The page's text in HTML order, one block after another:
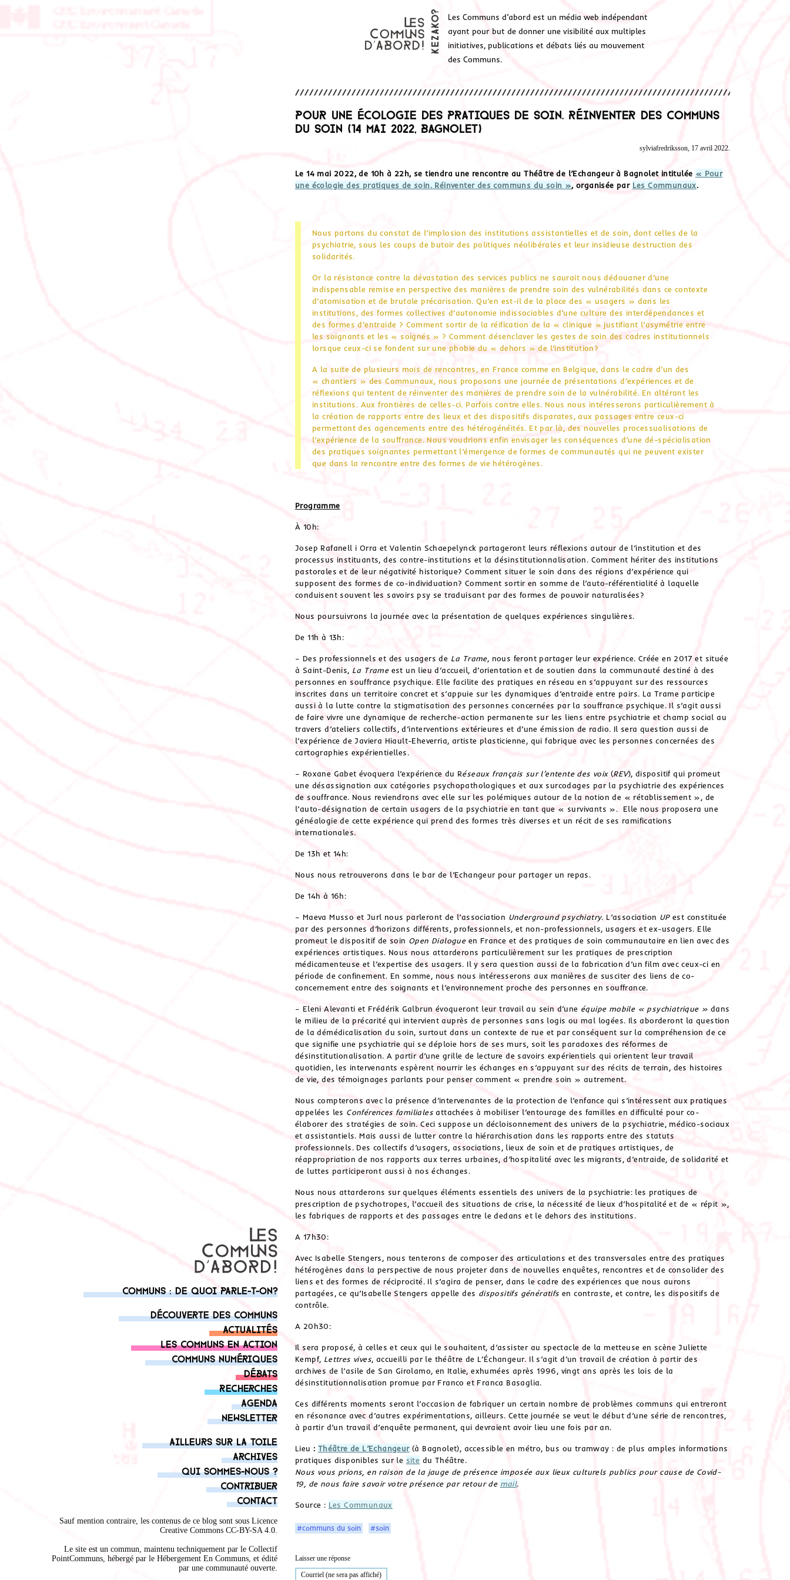
Les Communs d’abord est un média web indépendant
ayant pour but de donner une visibilité aux multiples
initiatives, publications et débats liés au mouvement
des Communs.
Communs : de quoi parle-t-on?
Découverte des communs
Actualités
Les communs en action
Communs numériques
Débats
Recherches
Agenda
Newsletter
Ailleurs sur la toile
Archives
Qui sommes-nous ?
Contribuer
Contact
Sauf mention contraire, les contenus de ce blog sont sous Licence
Creative Commons CC-BY-SA 4.0.
Le site est un commun, maintenu techniquement par le Collectif
PointCommuns, hébergé par le Hébergement En Communs, et édité
par une communauté ouverte.
Pour une écologie des pratiques de soin. Réinventer des communs
du soin (14 mai 2022, Bagnolet)
sylviafredriksson, 17 avril 2022.
Le 14 mai 2022, de 10h à 22h, se tiendra une rencontre au Théâtre de l’Echangeur à Bagnolet intitulée « Pour
une écologie des pratiques de soin. Réinventer des communs du soin », organisée par Les Communaux.
Nous partons du constat de l’implosion des institutions assistantielles et de soin, dont celles de la
psychiatrie, sous les coups de butoir des politiques néolibérales et leur insidieuse destruction des
solidarités.
Or la résistance contre la dévastation des services publics ne saurait nous dédouaner d’une
indispensable remise en perspective des manières de prendre soin des vulnérabilités dans ce contexte
d’atomisation et de brutale précarisation. Qu’en est-il de la place des « usagers » dans les
institutions, des formes collectives d’autonomie indissociables d’une culture des interdépendances et
des formes d’entraide ? Comment sortir de la réification de la « clinique » justifiant l’asymétrie entre
les soignants et les « soignés » ? Comment désenclaver les gestes de soin des cadres institutionnels
lorsque ceux-ci se fondent sur une phobie du « dehors » de l’institution?
A la suite de plusieurs mois de rencontres, en France comme en Belgique, dans le cadre d’un des
« chantiers » des Communaux, nous proposons une journée de présentations d’expériences et de
réflexions qui tentent de réinventer des manières de prendre soin de la vulnérabilité. En altérant les
institutions. Aux frontières de celles-ci. Parfois contre elles. Nous nous intéresserons particulièrement à
la création de rapports entre des lieux et des dispositifs disparates, aux passages entre ceux-ci
permettant des agencements entre des hétérogénéités. Et par là, des nouvelles processualisations de
l’expérience de la souffrance. Nous voudrions enfin envisager les conséquences d’une dé-spécialisation
des pratiques soignantes permettant l’émergence de formes de communautés qui ne peuvent exister
que dans la rencontre entre des formes de vie hétérogènes.
Programme
À 10h:
Josep Rafanell i Orra et Valentin Schaepelynck partageront leurs réflexions autour de l’institution et des
processus instituants, des contre-institutions et la désinstitutionnalisation. Comment hériter des institutions
pastorales et de leur négativité historique? Comment situer le soin dans des régions d’expérience qui
supposent des formes de co-individuation? Comment sortir en somme de l’auto-référentialité à laquelle
conduisent souvent les savoirs psy se traduisant par des formes de pouvoir naturalisées?
Nous poursuivrons la journée avec la présentation de quelques expériences singulières.
De 11h à 13h:
– Des professionnels et des usagers de La Trame, nous feront partager leur expérience. Créée en 2017 et située
à Saint-Denis, La Trameest un lieu d’accueil, d’orientation et de soutien dans la communauté destiné à des
personnes en souffrance psychique. Elle facilite des pratiques en réseau en s’appuyant sur des ressources
inscrites dans un territoire concret et s’appuie sur les dynamiques d’entraide entre pairs. La Trame participe
aussi à la lutte contre la stigmatisation des personnes concernées par la souffrance psychique. Il s’agit aussi
de faire vivre une dynamique de recherche-action permanente sur les liens entre psychiatrie et champ social au
travers d’ateliers collectifs, d’interventions extérieures et d’une émission de radio. Il sera question aussi de
l’expérience de Javiera Hiault-Eheverria, artiste plasticienne, qui fabrique avec les personnes concernées des
cartographies expérientielles.
– Roxane Gabet évoquera l’expérience du Réseaux français sur l’entente des voix (REV), dispositif qui promeut
une désassignation aux catégories psychopathologiques et aux surcodages par la psychiatrie des expériences
de souffrance. Nous reviendrons avec elle sur les polémiques autour de la notion de « rétablissement », de
l’auto-désignation de certain usagers de la psychiatrie en tant que « survivants ». Elle nous proposera une
généalogie de cette expérience qui prend des formes très diverses et un récit de ses ramifications
internationales.
De 13h et 14h:
Nous nous retrouverons dans le bar de l’Echangeur pour partager un repas.
De 14h à 16h:
– Maeva Musso et Jurl nous parleront de l’association Underground psychiatry. L’association UPest constituée
par des personnes d’horizons différents, professionnels, et non-professionnels, usagers et ex-usagers. Elle
promeut le dispositif de soin Open Dialogueen France et des pratiques de soin communautaire en lien avec des
expériences artistiques. Nous nous attarderons particulièrement sur les pratiques de prescription
médicamenteuse et l’expertise des usagers. Il y sera question aussi de la fabrication d’un film avec ceux-ci en
période de confinement. En somme, nous nous intéresserons aux manières de susciter des liens de co-
concernement entre des soignants et l’environnement proche des personnes en souffrance.
– Eleni Alevanti et Frédérik Galbrun évoqueront leur travail au sein d’une équipe mobile « psychiatrique » dans
le milieu de la précarité qui intervient auprès de personnes sans logis ou mal logées. Ils aborderont la question
de la démédicalisation du soin, surtout dans un contexte de rue et par conséquent sur la compréhension de ce
que signifie une psychiatrie qui se déploie hors de ses murs, soit les paradoxes des réformes de
désinstitutionalisation. A partir d’une grille de lecture de savoirs expérientiels qui orientent leur travail
quotidien, les intervenants espèrent nourrir les échanges en s’appuyant sur des récits de terrain, des histoires
de vie, des témoignages parlants pour penser comment « prendre soin » autrement.
Nous compterons avec la présence d’intervenantes de la protection de l’enfance qui s’intéressent aux pratiques
appelées les Conférences familiales attachées à mobiliser l’entourage des familles en difficulté pour co-
élaborer des stratégies de soin. Ceci suppose un décloisonnement des univers de la psychiatrie, médico-sociaux
et assistantiels. Mais aussi de lutter contre la hiérarchisation dans les rapports entre des statuts
professionnels. Des collectifs d’usagers, associations, lieux de soin et de pratiques artistiques, de
réappropriation de nos rapports aux terres urbaines, d’hospitalité avec les migrants, d’entraide, de solidarité et
de luttes participeront aussi à nos échanges.
Nous nous attarderons sur quelques éléments essentiels des univers de la psychiatrie: les pratiques de
prescription de psychotropes, l’accueil des situations de crise, la nécessité de lieux d’hospitalité et de « répit »,
les fabriques de rapports et des passages entre le dedans et le dehors des institutions.
A 17h30:
Avec Isabelle Stengers, nous tenterons de composer des articulations et des transversales entre des pratiques
hétérogènes dans la perspective de nous projeter dans de nouvelles enquêtes, rencontres et de consolider des
liens et des formes de réciprocité. Il s’agira de penser, dans le cadre des expériences que nous aurons
partagées, ce qu’Isabelle Stengers appelle des dispositifs génératifs en contraste, et contre, les dispositifs de
contrôle.
A 20h30:
Il sera proposé, à celles et ceux qui le souhaitent, d’assister au spectacle de la metteuse en scène Juliette
Kempf, Lettres vives, accueilli par le théâtre de L’Échangeur. Il s’agit d’un travail de création à partir des
archives de l’asile de San Girolamo, en Italie, exhumées après 1996, vingt ans après les lois de la
désinstitutionnalisation promue par Franco et Franca Basaglia.
Ces différents moments seront l’occasion de fabriquer un certain nombre de problèmes communs qui entreront
en résonance avec d’autres expérimentations, ailleurs. Cette journée se veut le début d’une série de rencontres,
à partir d’un travail d’enquête permanent, qui devraient avoir lieu une fois par an.
Lieu : Théâtre de L’Echangeur(à Bagnolet), accessible en métro, bus ou tramway : de plus amples informations
pratiques disponibles sur le site du Théâtre.
Nous vous prions, en raison de la jauge de présence imposée aux lieux culturels publics pour cause de Covid-
19, de nous faire savoir votre présence par retour de mail.
Source : Les Communaux
#communs du soin #soin
Laisser une réponse
Courriel (ne sera pas affiché)